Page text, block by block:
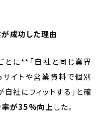
成功した理由
とに**「自社と同じ業界
イトや営業資料で個別
社にフィットする」と確
率が35%向上した。